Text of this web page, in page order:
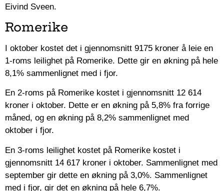
Eivind Sveen.
Romerike
I oktober kostet det i gjennomsnitt 9175 kroner å leie en
1-roms leilighet på Romerike. Dette gir en økning på hele
8,1% sammenlignet med i fjor.
En 2-roms på Romerike kostet i gjennomsnitt 12 614
kroner i oktober. Dette er en økning på 5,8% fra forrige
måned, og en økning på 8,2% sammenlignet med
oktober i fjor.
En 3-roms leilighet kostet på Romerike kostet i
gjennomsnitt 14 617 kroner i oktober. Sammenlignet med
september gir dette en økning på 3,0%. Sammenlignet
med i fjor, gir det en økning på hele 6,7%.